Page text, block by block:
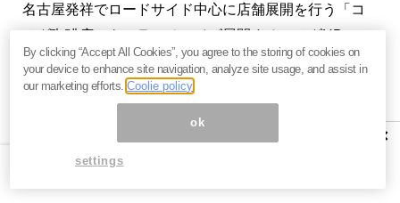
名古屋発祥でロードサイド中心に店舗展開を行う「コ
メダ珈琲店」をフランチャイズ展開するコメダHD。
「時間を気にせずゆっくりくつろげる」内装が特徴で
す。（『バリュー株投資家の見方｜つばめ投資顧問
コメダHDは飲食業界の「台風の
×
By clicking “Accept All Cookies”, you agree to the storing of cookies on
your device to enhance site navigation, analyze site usage, and assist in
our marketing efforts.Coolie policy
ok
settings